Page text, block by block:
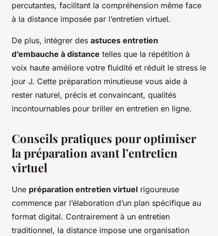
percutantes, facilitant la compréhension même face
à la distance imposée par l’entretien virtuel.
De plus, intégrer des astuces entretien
d’embauche à distance telles que la répétition à
voix haute améliore votre fluidité et réduit le stress le
jour J. Cette préparation minutieuse vous aide à
rester naturel, précis et convaincant, qualités
incontournables pour briller en entretien en ligne.
Conseils pratiques pour optimiser
la préparation avant l’entretien
virtuel
Une préparation entretien virtuel rigoureuse
commence par l’élaboration d’un plan spécifique au
format digital. Contrairement à un entretien
traditionnel, la distance impose une organisation